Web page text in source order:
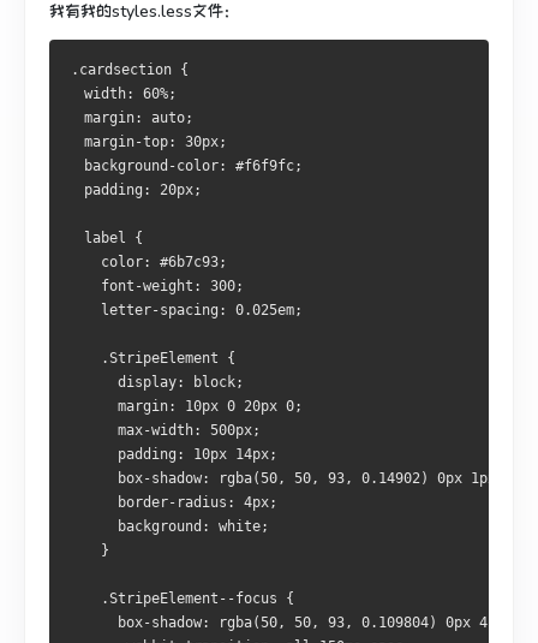
我有我的styles.less文件：
.cardsection {
  width: 60%;
  margin: auto;
  margin-top: 30px;
  background-color: #f6f9fc;
  padding: 20px;
  label {
    color: #6b7c93;
    font-weight: 300;
    letter-spacing: 0.025em;
    .StripeElement {
      display: block;
      margin: 10px 0 20px 0;
      max-width: 500px;
      padding: 10px 14px;
box-shadow: rgba(50, 50, 93, 0.14902) 0px 1px
      border-radius: 4px;
      background: white;
    }
    .StripeElement--focus {
box-shadow: rgba(50, 50, 93, 0.109804) 0px 4px